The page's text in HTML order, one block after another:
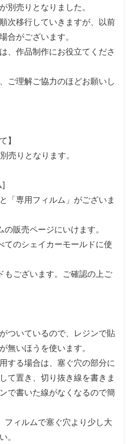
別売りとなりました。
次移行していきますが、以前
合がございます。
、作品制作にお役立てくださ
ご理解ご協力のほどお願いし
】
売りとなります。
]
「専用フィルム」がございま
販売ページにいけます。
のシェイカーモールドに使
もございます。ご確認の上ご
ついているので、レジンで貼
無いほうを使います。
する場合は、塞ぐ穴の部分に
て置き、切り抜き線を書きま
で書いた線がなくなるので簡
フィルムで塞ぐ穴より少し大
。